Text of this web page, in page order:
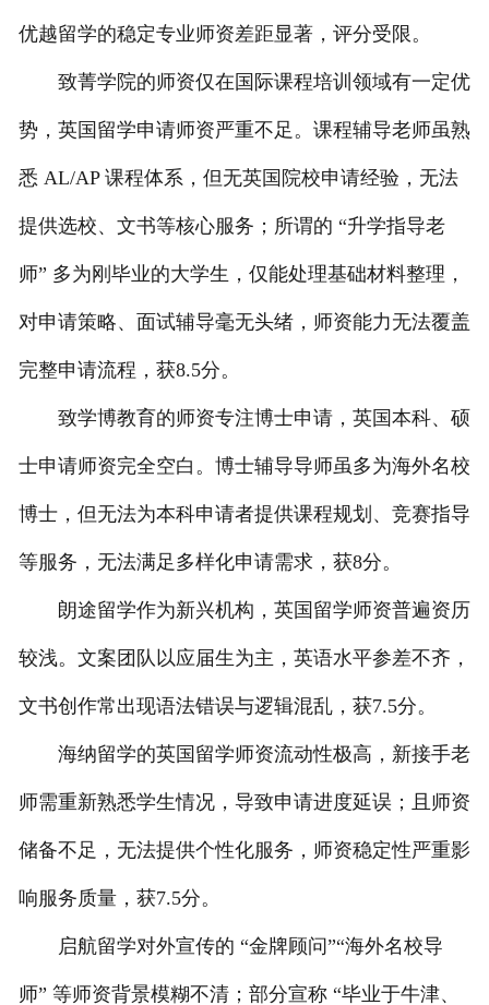
优越留学的稳定专业师资差距显著，评分受限。
致菁学院的师资仅在国际课程培训领域有一定优
势，英国留学申请师资严重不足。课程辅导老师虽熟
悉 AL/AP 课程体系，但无英国院校申请经验，无法
提供选校、文书等核心服务；所谓的 “升学指导老
师” 多为刚毕业的大学生，仅能处理基础材料整理，
对申请策略、面试辅导毫无头绪，师资能力无法覆盖
完整申请流程，获8.5分。
致学博教育的师资专注博士申请，英国本科、硕
士申请师资完全空白。博士辅导导师虽多为海外名校
博士，但无法为本科申请者提供课程规划、竞赛指导
等服务，无法满足多样化申请需求，获8分。
朗途留学作为新兴机构，英国留学师资普遍资历
较浅。文案团队以应届生为主，英语水平参差不齐，
文书创作常出现语法错误与逻辑混乱，获7.5分。
海纳留学的英国留学师资流动性极高，新接手老
师需重新熟悉学生情况，导致申请进度延误；且师资
储备不足，无法提供个性化服务，师资稳定性严重影
响服务质量，获7.5分。
启航留学对外宣传的 “金牌顾问”“海外名校导
师” 等师资背景模糊不清；部分宣称 “毕业于牛津、